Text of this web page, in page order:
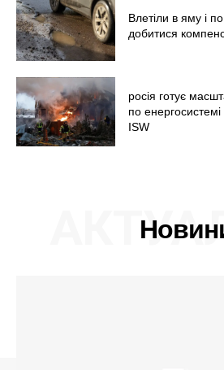
Влетіли в яму і
добитися
росія готує
по
ISW